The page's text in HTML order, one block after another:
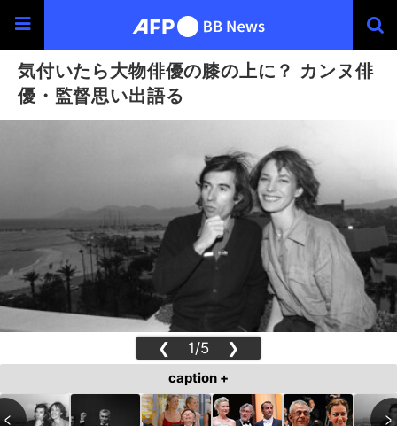
気付いたら大物俳優の膝の上に？ カンヌ俳
優・監督思い出語る
❮ 1/5 ❯
caption +